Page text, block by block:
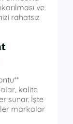
ve
rahatsız
kalite
sunar. İşte
markalar